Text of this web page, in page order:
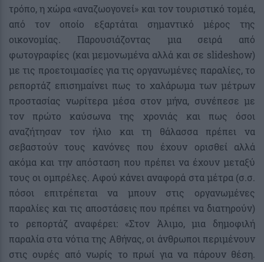
τρόπο, η χώρα «αναζωογονεί» και τον τουριστικό τομέα,
από τον οποίο εξαρτάται σημαντικό μέρος της
οικονομίας. Παρουσιάζοντας μια σειρά από
φωτογραφίες (και μεμονωμένα αλλά και σε slideshow)
με τις προετοιμασίες για τις οργανωμένες παραλίες, το
ρεπορτάζ επισημαίνει πως το χαλάρωμα των μέτρων
προστασίας νωρίτερα μέσα στον μήνα, συνέπεσε με
τον πρώτο καύσωνα της χρονιάς και πως όσοι
αναζήτησαν τον ήλιο και τη θάλασσα πρέπει να
σεβαστούν τους κανόνες που έχουν ορισθεί αλλά
ακόμα και την απόσταση που πρέπει να έχουν μεταξύ
τους οι ομπρέλες. Αφού κάνει αναφορά στα μέτρα (σ.σ.
πόσοι επιτρέπεται να μπουν στις οργανωμένες
παραλίες και τις αποστάσεις που πρέπει να διατηρούν)
το ρεπορτάζ αναφέρει: «Στον Άλιμο, μια δημοφιλή
παραλία στα νότια της Αθήνας, οι άνθρωποι περιμένουν
στις ουρές από νωρίς το πρωί για να πάρουν θέση.